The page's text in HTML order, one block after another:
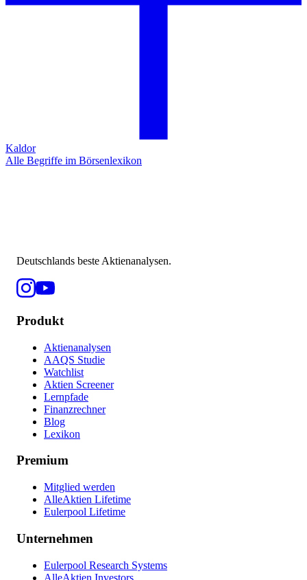
Kaldor
Alle Begriffe im Börsenlexikon
Deutschlands beste Aktienanalysen.
Produkt
Aktienanalysen
AAQS Studie
Watchlist
Aktien Screener
Lernpfade
Finanzrechner
Blog
Lexikon
Premium
Mitglied werden
AlleAktien Lifetime
Eulerpool Lifetime
Unternehmen
Eulerpool Research Systems
AlleAktien Investors